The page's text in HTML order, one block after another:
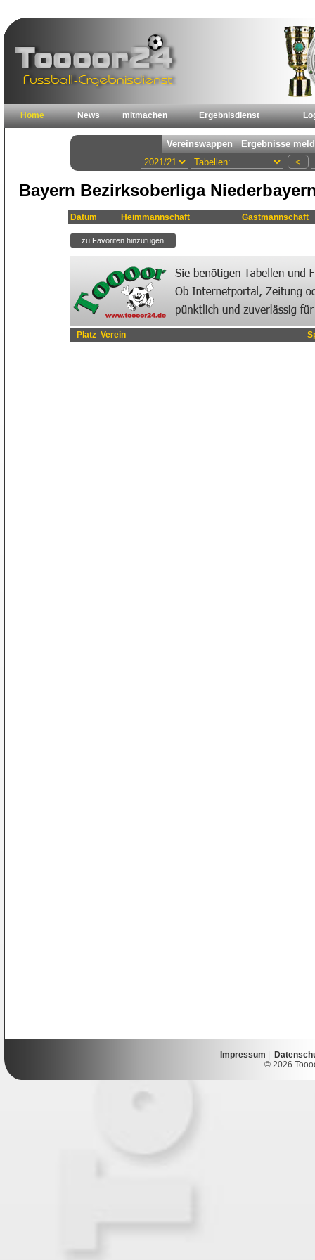
Home News mitmachen Ergebnisdienst
Bayern Bezirksoberliga
Datum Heimmannschaft Gastmannschaft
Platz Verein
Impressum
© 2026